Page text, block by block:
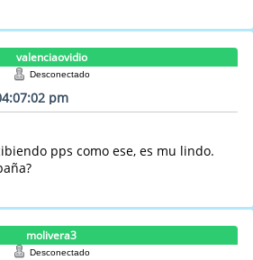
valenciaovidio
Desconectado
pm
pps como ese, es mu lindo.
molivera3
Desconectado